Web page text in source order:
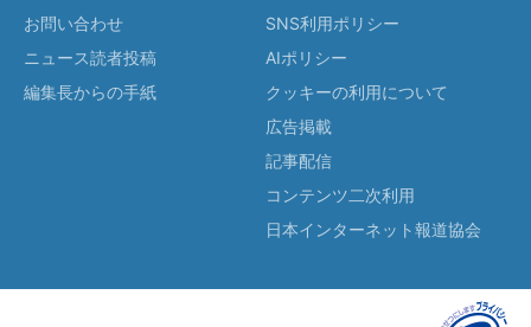
お問い合わせ
ニュース読者投稿
編集長からの手紙
SNS利用ポリシー
AIポリシー
クッキーの利用について
広告掲載
記事配信
コンテンツ二次利用
日本インターネット報道協会